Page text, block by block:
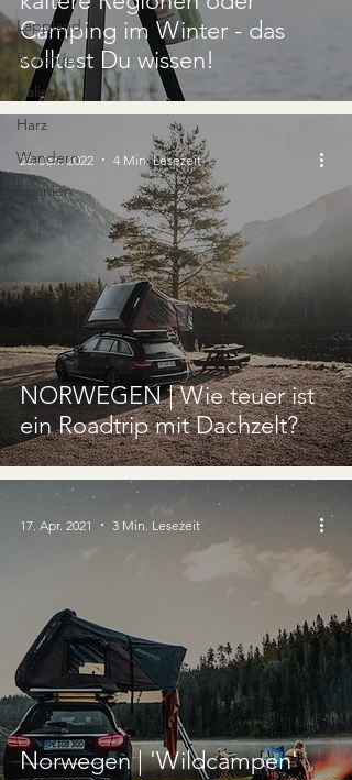
Lappland
Roadtrip
Italien
Harz
Wandern
Spanien
Camping im Winter - das
solltest Du wissen!
NORWEGEN | Wie teuer ist
ein Roadtrip mit Dachzelt?
26. Jan. 2022 4 Min. Lesezeit
Norwegen | 'Wildcampen'
17. Apr. 2021 3 Min. Lesezeit